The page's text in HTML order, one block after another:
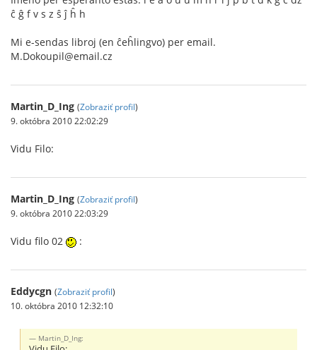
ĉ ĝ f v s z ŝ ĵ ĥ h
Mi e-sendas libroj (en ĉeĥlingvo) per email.
M.Dokoupil@email.cz
Martin_D_Ing (Zobraziť profil)
9. októbra 2010 22:02:29
Vidu Filo:
Martin_D_Ing (Zobraziť profil)
9. októbra 2010 22:03:29
Vidu filo 02 :
Eddycgn (Zobraziť profil)
10. októbra 2010 12:32:10
Martin_D_Ing: